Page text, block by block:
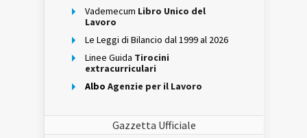
Vademecum Libro Unico del
Lavoro
Le Leggi di Bilancio dal 1999 al 2026
Linee Guida Tirocini
extracurriculari
Albo Agenzie per il Lavoro
Gazzetta Ufficiale